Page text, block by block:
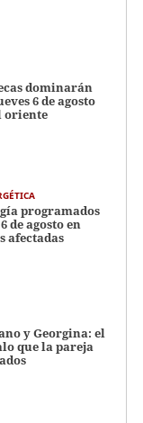
dominarán
6 de agosto
oriente
programados
de agosto en
afectadas
y Georgina: el
que la pareja